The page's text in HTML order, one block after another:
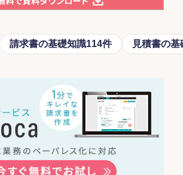
請求書の基礎知識114件 見積書の基